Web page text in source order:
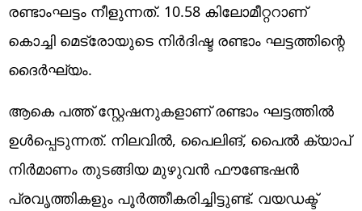
രണ്ടാംഘട്ടം നീളുന്നത്. 10.58 കിലോമീറ്ററാണ്
കൊച്ചി മെട്രോയുടെ നിർദിഷ്ട രണ്ടാം ഘട്ടത്തിന്റെ
ദൈർഘ്യം.
ആകെ പത്ത് സ്റ്റേഷനുകളാണ് രണ്ടാം ഘട്ടത്തിൽ
ഉൾപ്പെടുന്നത്. നിലവിൽ, പൈലിങ്, പൈൽ ക്യാപ്
നിർമാണം തുടങ്ങിയ മുഴുവൻ ഫൗണ്ടേഷൻ
പ്രവൃത്തികളും പൂ‍ർത്തീകരിച്ചിട്ടുണ്ട്. വയഡക്ട്